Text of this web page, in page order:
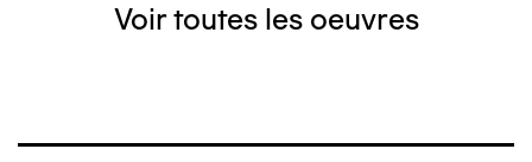
Voir toutes les oeuvres